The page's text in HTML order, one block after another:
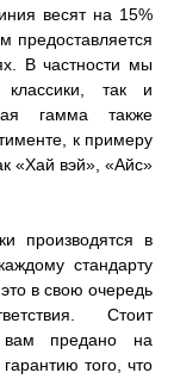
весят на 15%
предоставляется
В частности мы
классики, так и
гамма также
к примеру
«Хай вэй», «Айс»
производятся в
стандарту
в свою очередь
Стоит
вам предано на
того, что